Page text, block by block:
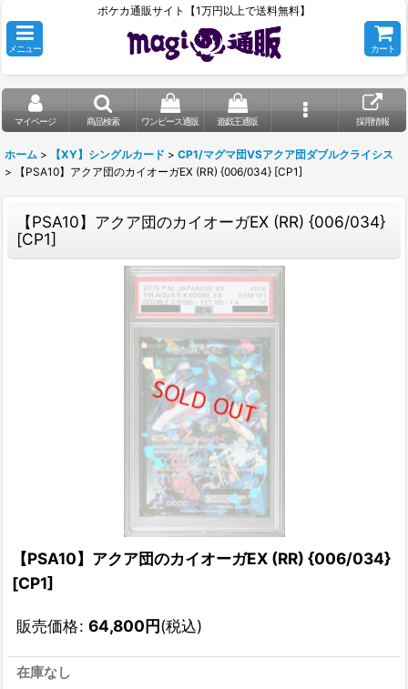
ポケカ通販サイト【1万円以上で送料無料】
メニュー カート
マイページ 商品検索 ワンピース通販 遊戯王通販 採用情報
ホーム > 【XY】シングルカード > CP1/マグマ団VSアクア団ダブルクライシス
>
【PSA10】アクア団のカイオーガEX (RR) {006/034} [CP1]
【PSA10】アクア団のカイオーガEX (RR) {006/034}
[CP1]
【PSA10】アクア団のカイオーガEX (RR) {006/034}
[CP1]
販売価格: 64,800円(税込)
在庫なし